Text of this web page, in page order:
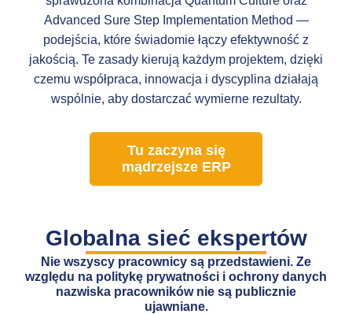
Advanced Sure Step Implementation Method —
podejścia, które świadomie łączy efektywność z
jakością. Te zasady kierują każdym projektem, dzięki
czemu współpraca, innowacja i dyscyplina działają
wspólnie, aby dostarczać wymierne rezultaty.
Tu zaczyna się
mądrzejsze ERP
Globalna sieć ekspertów
Nie wszyscy pracownicy są przedstawieni. Ze
względu na politykę prywatności i ochrony danych
nazwiska pracowników nie są publicznie
ujawniane.